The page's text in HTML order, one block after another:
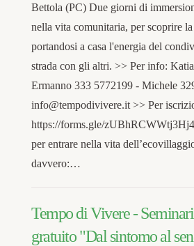
Bettola (PC) Due giorni di
nella vita comunitaria, per scoprire
portandosi a casa l'energia del
strada con gli altri. >> Per info:
Ermanno 333 5772199 - Michele
info@tempodivivere.it >> Per
https://forms.gle/
per entrare nella vita
davvero:…
Tempo di Vivere -
gratuito "Dal sintomo al